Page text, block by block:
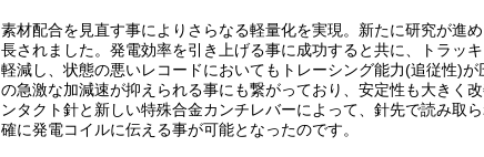
素材配合を見直す事によりさらなる軽量化を実現。新たに研究が進
長されました。発電効率を引き上げる事に成功すると共に、トラッ
軽減し、状態の悪いレコードにおいてもトレーシング能力(追従性)
の急激な加減速が抑えられる事にも繋がっており、安定性も大きく
ンタクト針と新しい特殊合金カンチレバーによって、針先で読み取
確に発電コイルに伝える事が可能となったのです。